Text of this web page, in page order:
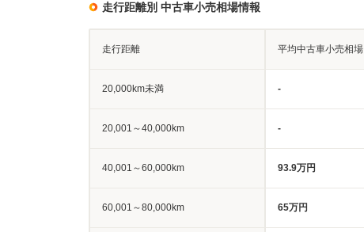
走行距離別 中古車小売相場情報
走行距離 平均中古車小売相場
20,000km未満 -
20,001～40,000km -
40,001～60,000km 93.9万円
60,001～80,000km 65万円